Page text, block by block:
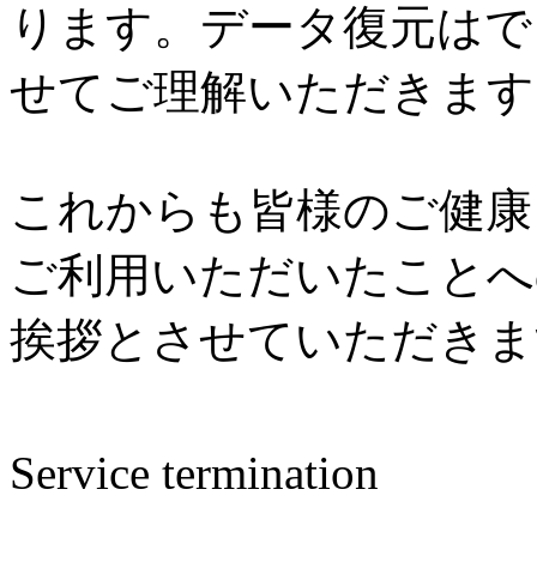
ります。データ復元は
せてご理解いただきま
これからも皆様のご健
ご利用いただいたこと
挨拶とさせていただき
Service termination